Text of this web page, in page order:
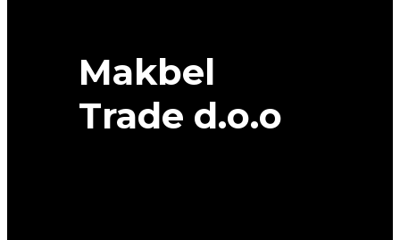
Makbel
Trade d.o.o